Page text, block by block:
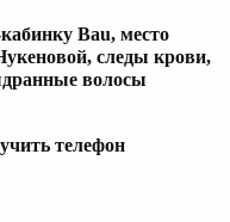
Bau, место
следы крови,
волосы
телефон